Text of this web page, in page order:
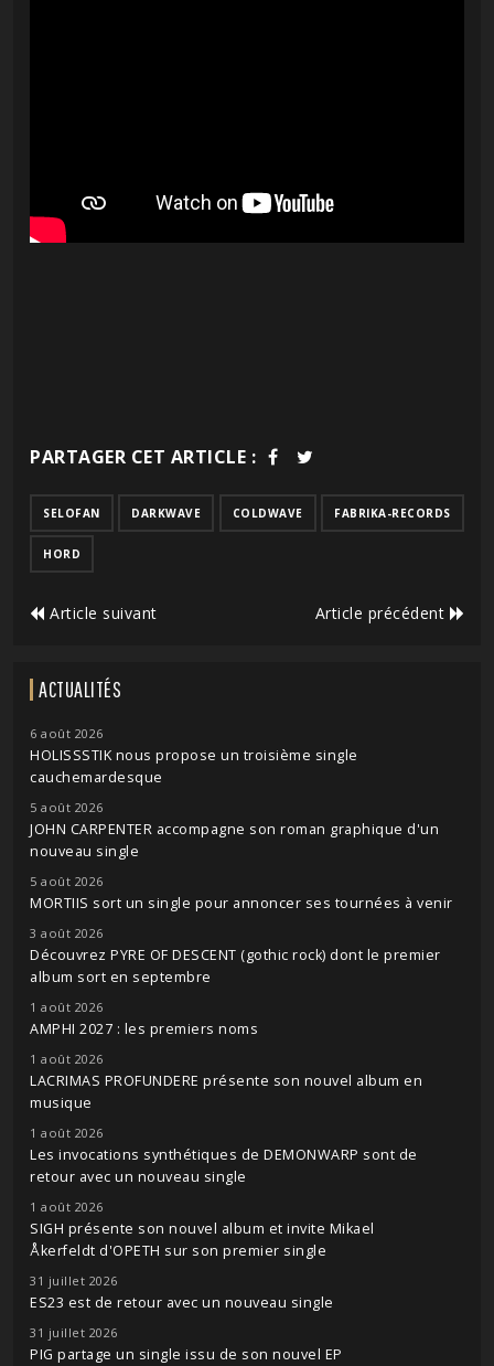
PARTAGER CET ARTICLE :
SELOFAN DARKWAVE COLDWAVE FABRIKA-RECORDS
HORD
Article suivant Article précédent
ACTUALITÉS
6 août 2026
HOLISSSTIK nous propose un troisième single
cauchemardesque
5 août 2026
JOHN CARPENTER accompagne son roman graphique d'un
nouveau single
5 août 2026
MORTIIS sort un single pour annoncer ses tournées à venir
3 août 2026
Découvrez PYRE OF DESCENT (gothic rock) dont le premier
album sort en septembre
1 août 2026
AMPHI 2027 : les premiers noms
1 août 2026
LACRIMAS PROFUNDERE présente son nouvel album en
musique
1 août 2026
Les invocations synthétiques de DEMONWARP sont de
retour avec un nouveau single
1 août 2026
SIGH présente son nouvel album et invite Mikael
Åkerfeldt d'OPETH sur son premier single
31 juillet 2026
ES23 est de retour avec un nouveau single
31 juillet 2026
PIG partage un single issu de son nouvel EP